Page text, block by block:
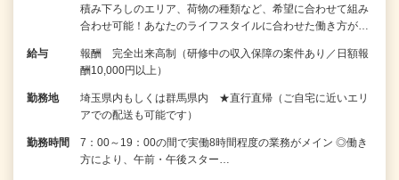
積み下ろしのエリア、荷物の種類など、希望に合わせて組み
合わせ可能！あなたのライフスタイルに合わせた働き方が…
給与
報酬 完全出来高制（研修中の収入保障の案件あり／日額報
酬10,000円以上）
勤務地
埼玉県内もしくは群馬県内 ★直行直帰（ご自宅に近いエリ
アでの配送も可能です）
勤務時間
7：00～19：00の間で実働8時間程度の業務がメイン ◎働き
方により、午前・午後スター…